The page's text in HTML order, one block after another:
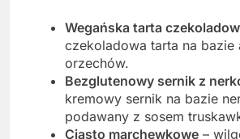
Wegańska tarta
czekoladowa tarta na bazie
orzechów.
Bezglutenowy sernik z
kremowy sernik na bazie
podawany z sosem
Ciasto marchewkowe –